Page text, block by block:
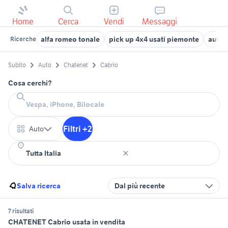
Home Cerca Vendi Messaggi
Ricerche alfa romeo tonale pick up 4x4 usati piemonte auto
Subito Auto Chatenet Cabrio
Cosa cerchi?
Auto Filtri +2
Salva ricerca Dal più recente
7 risultati
CHATENET Cabrio usata in vendita